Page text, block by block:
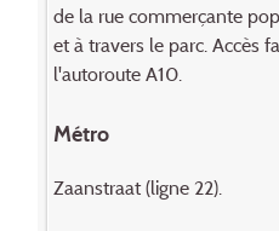
de la rue commerçante
et à travers le parc. Accès
l'autoroute A10.
Métro
Zaanstraat (ligne 22).